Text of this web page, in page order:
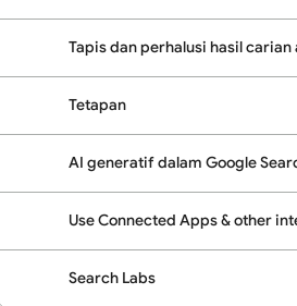
Tapis dan perhalusi hasil carian
Tetapan
AI generatif dalam Google
Use Connected Apps & other
Search Labs